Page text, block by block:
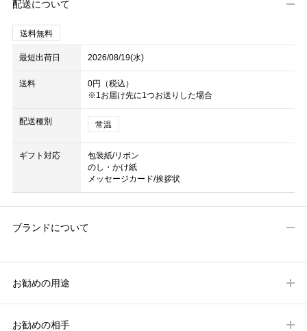
配送について
送料無料
最短出荷日 2026/08/19(水)
送料
0円（税込）
※1お届け先に1つお送りした場合
配送種別 常温
ギフト対応
包装紙/リボン
のし・かけ紙
メッセージカード/挨拶状
ブランドについて
お勧めの用途
お勧めの相手